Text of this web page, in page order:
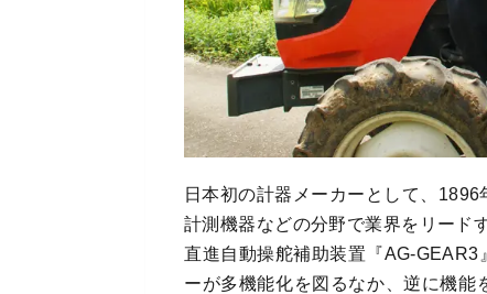
日本初の計器メーカーとして、
計測機器などの分野で業界をリード
直進自動操舵補助装置『AG-
ーが多機能化を図るなか、逆に機能